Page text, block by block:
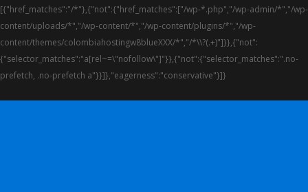
[{"href_matches":"/*"},{"not":{"href_matches":["/wp-*.php","/wp-admin/*","/wp-
content/uploads/*","/wp-content/*","/wp-content/plugins/*","/wp-
content/themes/colombiahostingw8blueXXX/*","/*\\?(.+)"]}},{"not":
{"selector_matches":"a[rel~=\"nofollow\"]"}},{"not":{"selector_matches":".no-
prefetch, .no-prefetch a"}}]},"eagerness":"conservative"}]}